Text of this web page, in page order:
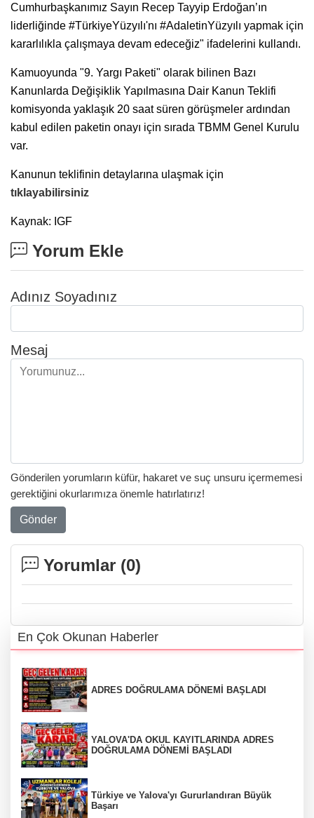
Cumhurbaşkanımız Sayın Recep Tayyip Erdoğan’ın
liderliğinde #TürkiyeYüzyılı'nı #AdaletinYüzyılı yapmak için
kararlılıkla çalışmaya devam edeceğiz" ifadelerini kullandı.
Kamuoyunda "9. Yargı Paketi" olarak bilinen Bazı
Kanunlarda Değişiklik Yapılmasına Dair Kanun Teklifi
komisyonda yaklaşık 20 saat süren görüşmeler ardından
kabul edilen paketin onayı için sırada TBMM Genel Kurulu
var.
Kanunun teklifinin detaylarına ulaşmak için
tıklayabilirsiniz
Kaynak: IGF
Yorum Ekle
Adınız Soyadınız
Mesaj
Gönderilen yorumların küfür, hakaret ve suç unsuru içermemesi
gerektiğini okurlarımıza önemle hatırlatırız!
Gönder
Yorumlar (0)
En Çok Okunan Haberler
ADRES DOĞRULAMA DÖNEMİ BAŞLADI
YALOVA'DA OKUL KAYITLARINDA ADRES
DOĞRULAMA DÖNEMİ BAŞLADI
Türkiye ve Yalova'yı Gururlandıran Büyük
Başarı